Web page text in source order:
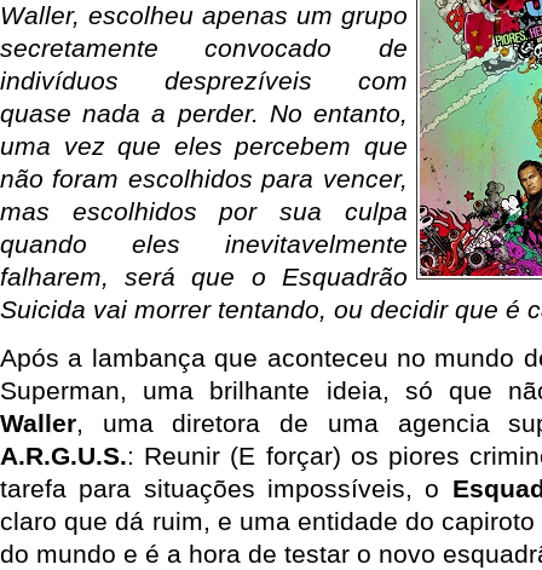
Waller, escolheu apenas um grupo
secretamente convocado de
indivíduos desprezíveis com
quase nada a perder. No entanto,
uma vez que eles percebem que
não foram escolhidos para vencer,
mas escolhidos por sua culpa
quando eles inevitavelmente
falharem, será que o Esquadrão
Suicida vai morrer tentando, ou decidir que é
Após a lambança que aconteceu no mundo
Superman, uma brilhante ideia, só que
Waller, uma diretora de uma agencia
A.R.G.U.S.: Reunir (E forçar) os piores
tarefa para situações impossíveis, o
claro que dá ruim, e uma entidade do
do mundo e é a hora de testar o novo